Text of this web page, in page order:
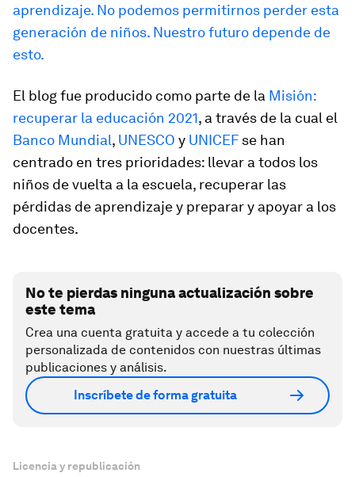
aprendizaje. No podemos permitirnos perder esta
generación de niños. Nuestro futuro depende de
esto.
El blog fue producido como parte de la Misión:
recuperar la educación 2021, a través de la cual el
Banco Mundial, UNESCO y UNICEF se han
centrado en tres prioridades: llevar a todos los
niños de vuelta a la escuela, recuperar las
pérdidas de aprendizaje y preparar y apoyar a los
docentes.
No te pierdas ninguna actualización sobre
este tema
Crea una cuenta gratuita y accede a tu colección
personalizada de contenidos con nuestras últimas
publicaciones y análisis.
Inscríbete de forma gratuita
Licencia y republicación